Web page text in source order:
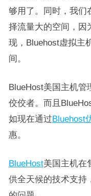
够用了。同时，我们
择流量大的空间，因
现，Bluehost虚拟主
间。
BlueHost美国主机管
佼佼者。而且
如现在通过Bluehost
惠。
BlueHost美国主机在
供全天候的技术支持